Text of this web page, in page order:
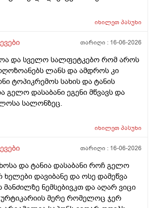
იხილეთპასუხი
თარიღი : 16-06-2026
და სველო სალფეტკებო რომ აროს
ლანს და ამდროს კი
ტოპიკრემოს სახის და ტანის
გელო დასაბანი ეგენი მწვავს და
სალონზეც.
იხილეთპასუხი
თარიღი : 16-06-2026
და ტანია დასაბანი როჩ გელო
ხელები დავიბანე და ოსე დამეწვა
მანძილზე ნემსებივკთ და აღარ ვიცი
მერე რომელოც ჯერ